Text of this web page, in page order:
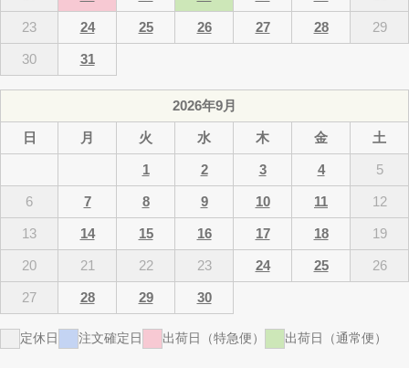
23 24 25 26 27 28 29
30 31
2026年9月
日 月 火 水 木 金 土
1 2 3 4 5
6 7 8 9 10 11 12
13 14 15 16 17 18 19
20 21 22 23 24 25 26
27 28 29 30
定休日 注文確定日 出荷日（特急便） 出荷日（通常便）